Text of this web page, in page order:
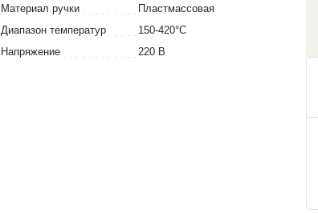
Материал ручки
Пластмассовая
Диапазон температур
150-420°C
Напряжение
220 В